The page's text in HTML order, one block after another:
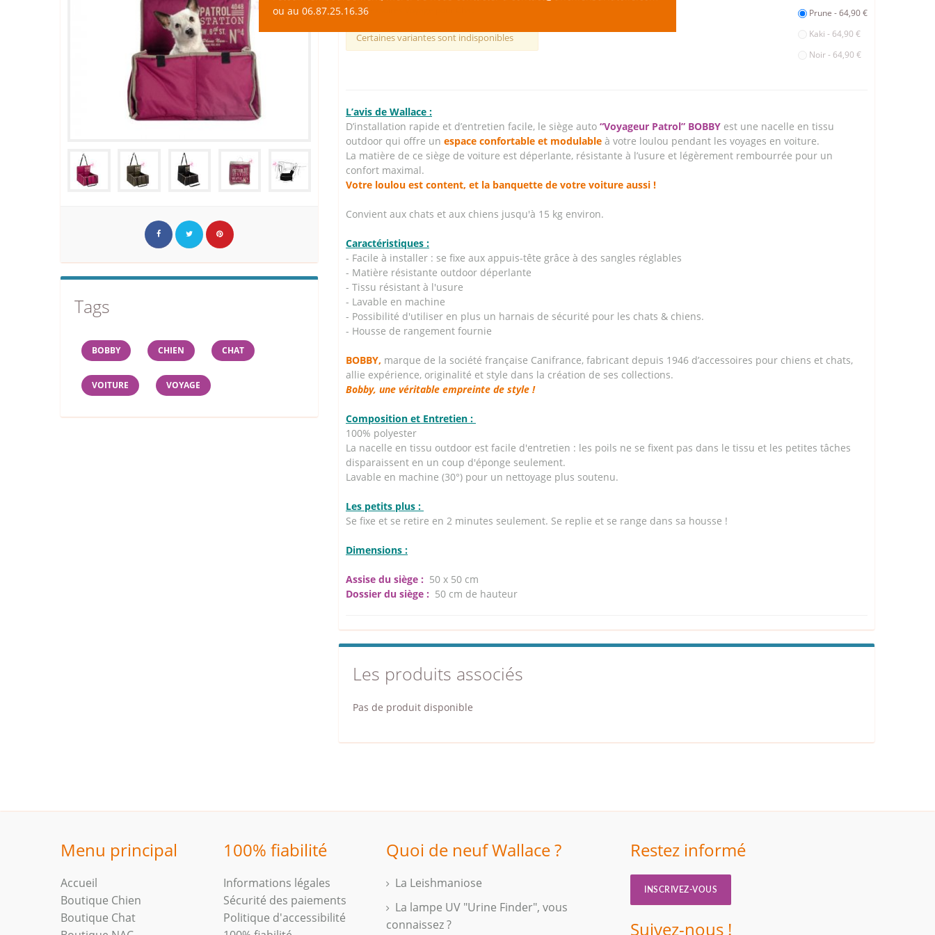
ou au 06.87.25.16.36
Tags
BOBBY CHIEN CHAT
VOITURE VOYAGE
Accessoires Voyage pour Chat
Certaines variantes sont indisponibles
Prune - 64,90 €
Kaki - 64,90 €
Noir - 64,90 €
L’avis de Wallace :
D’installation rapide et d’entretien facile, le siège auto “Voyageur Patrol” BOBBY est une nacelle en tissu
outdoor qui offre un espace confortable et modulable à votre loulou pendant les voyages en voiture.
La matière de ce siège de voiture est déperlante, résistante à l’usure et légèrement rembourrée pour un
confort maximal.
Votre loulou est content, et la banquette de votre voiture aussi !
Convient aux chats et aux chiens jusqu'à 15 kg environ.
Caractéristiques :
- Facile à installer : se fixe aux appuis-tête grâce à des sangles réglables
- Matière résistante outdoor déperlante
- Tissu résistant à l'usure
- Lavable en machine
- Possibilité d'utiliser en plus un harnais de sécurité pour les chats & chiens.
- Housse de rangement fournie
BOBBY, marque de la société française Canifrance, fabricant depuis 1946 d’accessoires pour chiens et chats,
allie expérience, originalité et style dans la création de ses collections.
Bobby, une véritable empreinte de style !
Composition et Entretien :
100% polyester
La nacelle en tissu outdoor est facile d'entretien : les poils ne se fixent pas dans le tissu et les petites tâches
disparaissent en un coup d'éponge seulement.
Lavable en machine (30°) pour un nettoyage plus soutenu.
Les petits plus :
Se fixe et se retire en 2 minutes seulement. Se replie et se range dans sa housse !
Dimensions :
Assise du siège : 50 x 50 cm
Dossier du siège : 50 cm de hauteur
Les produits associés
Pas de produit disponible
Menu principal
Accueil
Boutique Chien
Boutique Chat
100% fiabilité
Informations légales
Sécurité des paiements
Politique d'accessibilité
Quoi de neuf Wallace ?
La Leishmaniose
La lampe UV "Urine Finder", vous
connaissez ?
Restez informé
INSCRIVEZ-VOUS
Suivez-nous !